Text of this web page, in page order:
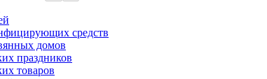
средств
домов
праздников
товаров